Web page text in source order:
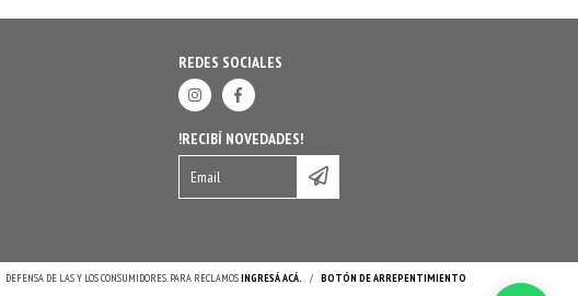
REDES SOCIALES
!RECIBÍ NOVEDADES!
DEFENSA DE LAS Y LOS CONSUMIDORES. PARA RECLAMOSINGRESÁ ACÁ. / BOTÓN DE ARREPENTIMIENTO